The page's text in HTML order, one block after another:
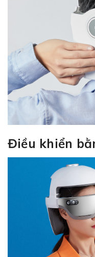
Điều khiển